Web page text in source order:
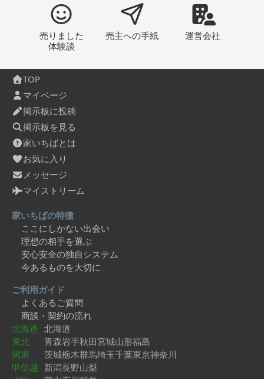
売りました
体験談
売主への手紙 運営会社
TOP
マイページ
掲示板に投稿
掲示板を見る
家いちばとは
お気に入り
メッセージ
マイストリーム
家いちばの特徴
ここにしかない出会い
理想の相手を選ぶ
安心安全の独自システム
今あるものを大切に
ご利用ガイド
よくあるご質問
商談・契約の流れ
北海道 北海道
東北
青森岩手秋田宮城山形福島
関東
茨城栃木群馬埼玉千葉東京神奈川
甲信越 新潟長野山梨